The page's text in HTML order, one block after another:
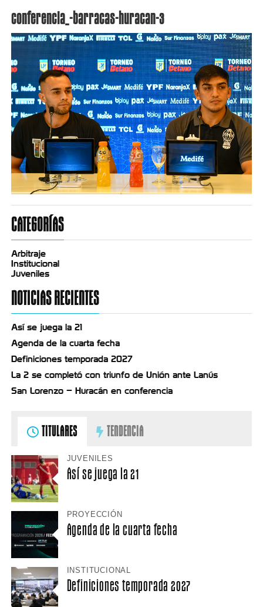
conferencia_-barracas-huracan-3
CATEGORÍAS
Arbitraje
Institucional
Juveniles
NOTICIAS RECIENTES
Así se juega la 21
Agenda de la cuarta fecha
Definiciones temporada 2027
La 2 se completó con triunfo de Unión ante Lanús
San Lorenzo – Huracán en conferencia
TITULARES TENDENCIA
JUVENILES
Así se juega la 21
PROYECCIÓN
Agenda de la cuarta fecha
INSTITUCIONAL
Definiciones temporada 2027